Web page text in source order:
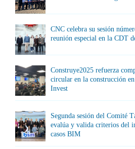
CNC celebra su sesión
reunión especial en la CDT
Construye2025 refuerza
circular en la construcción
Invest
Segunda sesión del Comité
evalúa y valida criterios del
casos BIM